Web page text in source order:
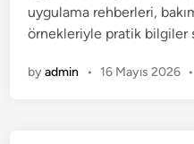
uygulama rehberleri,
örnekleriyle pratik bilgiler
byadmin • 16 Mayıs 2026 •